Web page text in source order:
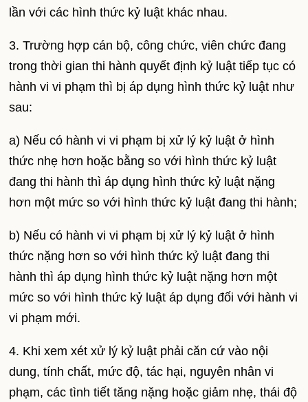
lần với các hình thức kỷ luật khác nhau.
3. Trường hợp cán bộ, công chức, viên chức đang
trong thời gian thi hành quyết định kỷ luật tiếp tục có
hành vi vi phạm thì bị áp dụng hình thức kỷ luật như
sau:
a) Nếu có hành vi vi phạm bị xử lý kỷ luật ở hình
thức nhẹ hơn hoặc bằng so với hình thức kỷ luật
đang thi hành thì áp dụng hình thức kỷ luật nặng
hơn một mức so với hình thức kỷ luật đang thi hành;
b) Nếu có hành vi vi phạm bị xử lý kỷ luật ở hình
thức nặng hơn so với hình thức kỷ luật đang thi
hành thì áp dụng hình thức kỷ luật nặng hơn một
mức so với hình thức kỷ luật áp dụng đối với hành vi
vi phạm mới.
4. Khi xem xét xử lý kỷ luật phải căn cứ vào nội
dung, tính chất, mức độ, tác hại, nguyên nhân vi
phạm, các tình tiết tăng nặng hoặc giảm nhẹ, thái độ